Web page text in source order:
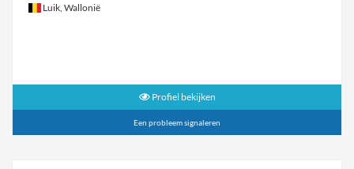
Luik, Wallonië
Profiel bekijken
Een probleem signaleren